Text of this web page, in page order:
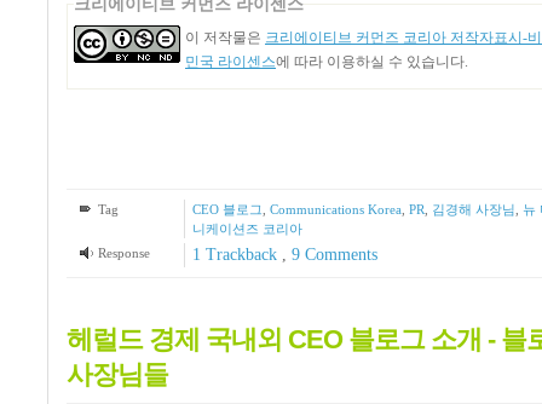
크리에이티브 커먼즈 라이센스
이 저작물은 크리에이티브 커먼즈 코리아 저작자표시-
민국 라이센스에 따라 이용하실 수 있습니다.
Tag CEO 블로그 Communications Korea PR 김경해 사장님 뉴
니케이션즈 코리아
Response
1 Trackback 9Comments
헤럴드 경제 국내외 CEO 블로그 소개 - 블
사장님들